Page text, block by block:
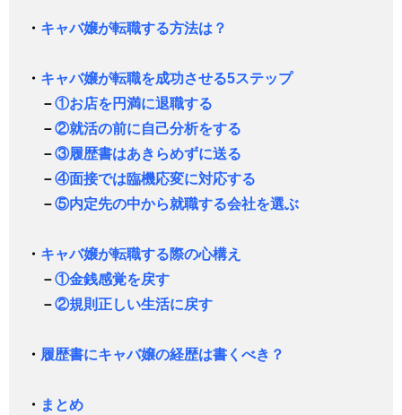
・ キャバ嬢が転職する方法は？
・ キャバ嬢が転職を成功させる5ステップ
－①お店を円満に退職する
－②就活の前に自己分析をする
－③履歴書はあきらめずに送る
－④面接では臨機応変に対応する
－⑤内定先の中から就職する会社を選ぶ
・ キャバ嬢が転職する際の心構え
－①金銭感覚を戻す
－②規則正しい生活に戻す
・ 履歴書にキャバ嬢の経歴は書くべき？
・ まとめ